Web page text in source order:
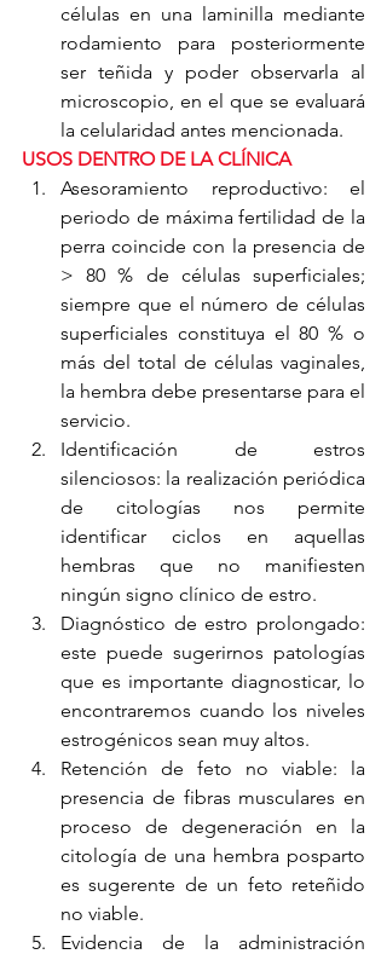
células en una laminilla mediante
rodamiento para posteriormente
ser teñida y poder observarla al
microscopio, en el que se evaluará
la celularidad antes mencionada.
USOS DENTRO DE LA CLÍNICA
Asesoramiento reproductivo: el
periodo de máxima fertilidad de la
perra coincide con la presencia de
> 80 % de células superficiales;
siempre que el número de células
superficiales constituya el 80 % o
más del total de células vaginales,
la hembra debe presentarse para el
servicio.
Identificación de estros
silenciosos: la realización periódica
de citologías nos permite
identificar ciclos en aquellas
hembras que no manifiesten
ningún signo clínico de estro.
Diagnóstico de estro prolongado:
este puede sugerirnos patologías
que es importante diagnosticar, lo
encontraremos cuando los niveles
estrogénicos sean muy altos.
Retención de feto no viable: la
presencia de fibras musculares en
proceso de degeneración en la
citología de una hembra posparto
es sugerente de un feto reteñido
no viable.
Evidencia de la administración